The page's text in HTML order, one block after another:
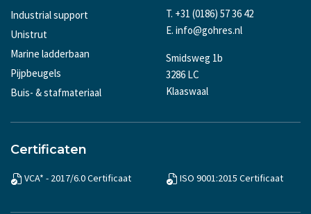
Industrial support
Unistrut
Marine ladderbaan
Pijpbeugels
Buis- & stafmateriaal
T. +31 (0186) 57 36 42
E. info@gohres.nl
Smidsweg 1b
3286 LC
Klaaswaal
Certificaten
VCA* - 2017/6.0 Certificaat ISO 9001:2015 Certificaat